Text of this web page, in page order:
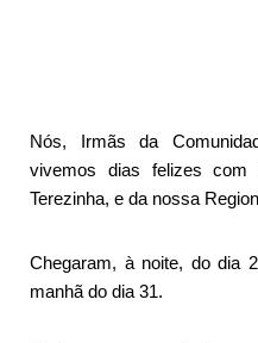
Nós, Irmãs da
vivemos dias felizes
Terezinha, e da nossa
Chegaram, à noite, do dia
manhã do dia 31.